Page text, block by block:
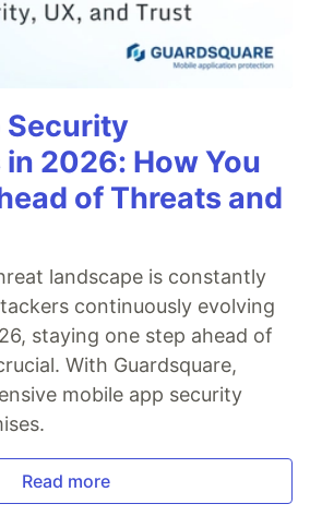
Security
2026: How You
of Threats and
landscape is constantly
continuously evolving
staying one step ahead of
With Guardsquare,
mobile app security
Read more